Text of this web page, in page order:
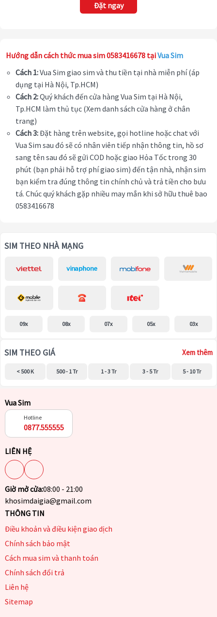
Đặt ngay
Hướng dẫn cách thức mua sim 0583416678 tạiVua Sim
Cách 1:Vua Sim giao sim và thu tiền tại nhà miễn phí (áp
dụng tại Hà Nội, Tp.HCM)
Cách 2:Quý khách đến cửa hàng Vua Sim tại Hà Nội,
Tp.HCM làm thủ tục (Xem danh sách cửa hàng ở chân
trang)
Cách 3:Đặt hàng trên website, gọi hotline hoặc chat với
Vua Sim sau đó sẽ có nhân viên tiếp nhận thông tin, hồ sơ
sang tên sau đó sẽ gửi COD hoặc giao Hỏa Tốc trong 30
phút (bạn phải hỗ trợ phí giao sim) đến tận nhà, nhận sim
bạn kiểm tra đúng thông tin chính chủ và trả tiền cho bưu
tá. Chúc quý khách gặp nhiều may mắn khi sở hữu thuê bao
0583416678
SIM THEO NHÀ MẠNG
09x 08x 07x 05x 03x
SIM THEO GIÁ Xem thêm
< 500 K 500 - 1 Tr 1 - 3 Tr 3 - 5 Tr 5 - 10 Tr
Vua Sim
Hotline
0877.555555
LIÊN HỆ
Giờ mở cửa:08:00 - 21:00
khosimdaigia@gmail.com
THÔNG TIN
Điều khoản và điều kiện giao dịch
Chính sách bảo mật
Cách mua sim và thanh toán
Chính sách đổi trả
Liên hệ
Sitemap